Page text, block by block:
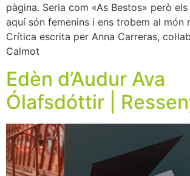
pàgina. Seria com «As Bestos» però
aquí són femenins i ens trobem al món
Crítica escrita per Anna Carreras,
Calmot
Edèn d’Audur Ava
Ólafsdóttir |